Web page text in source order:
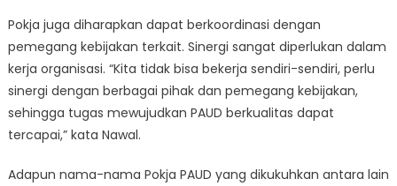
Pokja juga diharapkan dapat berkoordinasi dengan
pemegang kebijakan terkait. Sinergi sangat diperlukan dalam
kerja organisasi. “Kita tidak bisa bekerja sendiri-sendiri, perlu
sinergi dengan berbagai pihak dan pemegang kebijakan,
sehingga tugas mewujudkan PAUD berkualitas dapat
tercapai,” kata Nawal.
Adapun nama-nama Pokja PAUD yang dikukuhkan antara lain